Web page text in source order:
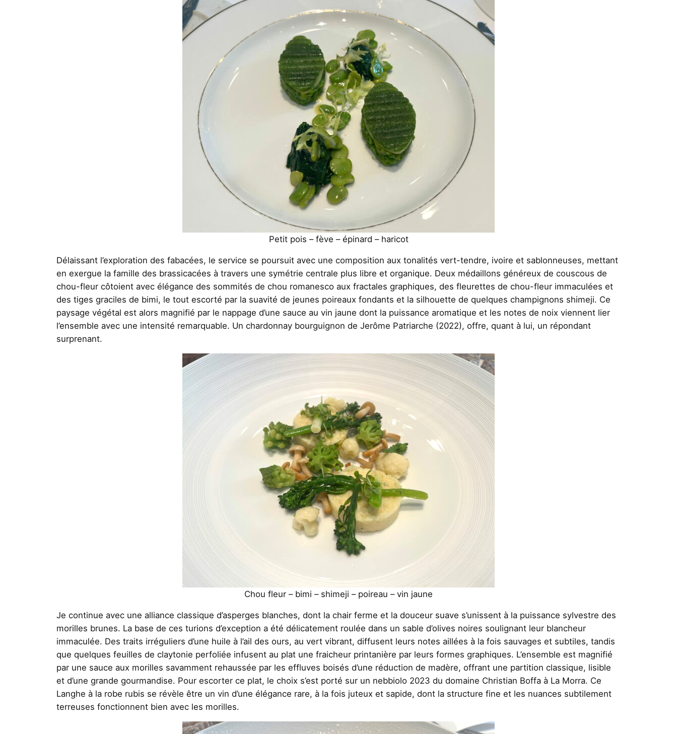
Petit pois – fève – épinard – haricot
Délaissant l’exploration des fabacées, le service se poursuit avec une composition aux tonalités vert-tendre, ivoire et sablonneuses, mettant
en exergue la famille des brassicacées à travers une symétrie centrale plus libre et organique. Deux médaillons généreux de couscous de
chou-fleur côtoient avec élégance des sommités de chou romanesco aux fractales graphiques, des fleurettes de chou-fleur immaculées et
des tiges graciles de bimi, le tout escorté par la suavité de jeunes poireaux fondants et la silhouette de quelques champignons shimeji. Ce
paysage végétal est alors magnifié par le nappage d’une sauce au vin jaune dont la puissance aromatique et les notes de noix viennent lier
l’ensemble avec une intensité remarquable. Un chardonnay bourguignon de Jerôme Patriarche (2022), offre, quant à lui, un répondant
surprenant.
Chou fleur – bimi – shimeji – poireau – vin jaune
Je continue avec une alliance classique d’asperges blanches, dont la chair ferme et la douceur suave s’unissent à la puissance sylvestre des
morilles brunes. La base de ces turions d’exception a été délicatement roulée dans un sable d’olives noires soulignant leur blancheur
immaculée. Des traits irréguliers d’une huile à l’ail des ours, au vert vibrant, diffusent leurs notes aillées à la fois sauvages et subtiles, tandis
que quelques feuilles de claytonie perfoliée infusent au plat une fraicheur printanière par leurs formes graphiques. L’ensemble est magnifié
par une sauce aux morilles savamment rehaussée par les effluves boisés d’une réduction de madère, offrant une partition classique, lisible
et d’une grande gourmandise. Pour escorter ce plat, le choix s’est porté sur un nebbiolo 2023 du domaine Christian Boffa à La Morra. Ce
Langhe à la robe rubis se révèle être un vin d’une élégance rare, à la fois juteux et sapide, dont la structure fine et les nuances subtilement
terreuses fonctionnent bien avec les morilles.